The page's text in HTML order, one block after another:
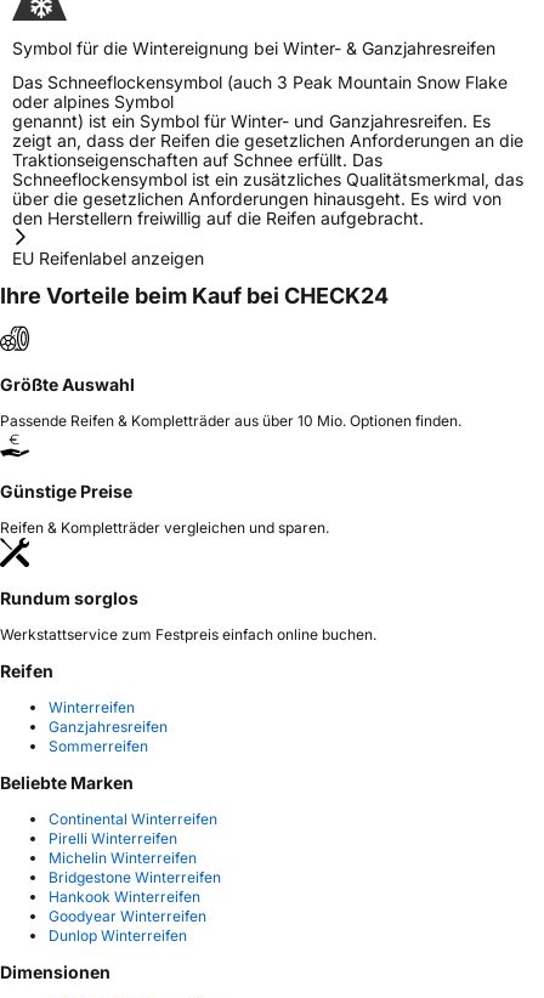
Symbol für die Wintereignung bei Winter- & Ganzjahresreifen
Das Schneeflockensymbol (auch 3 Peak Mountain Snow Flake
oder alpines Symbol
genannt) ist ein Symbol für Winter- und Ganzjahresreifen. Es
zeigt an, dass der Reifen die gesetzlichen Anforderungen an die
Traktionseigenschaften auf Schnee erfüllt. Das
Schneeflockensymbol ist ein zusätzliches Qualitätsmerkmal, das
über die gesetzlichen Anforderungen hinausgeht. Es wird von
den Herstellern freiwillig auf die Reifen aufgebracht.
EU Reifenlabel anzeigen
Ihre Vorteile beim Kauf bei CHECK24
Größte Auswahl
Passende Reifen & Kompletträder aus über 10 Mio. Optionen finden.
Günstige Preise
Reifen & Kompletträder vergleichen und sparen.
Rundum sorglos
Werkstattservice zum Festpreis einfach online buchen.
Reifen
Winterreifen
Ganzjahresreifen
Sommerreifen
Beliebte Marken
Continental Winterreifen
Pirelli Winterreifen
Michelin Winterreifen
Bridgestone Winterreifen
Hankook Winterreifen
Goodyear Winterreifen
Dunlop Winterreifen
Dimensionen